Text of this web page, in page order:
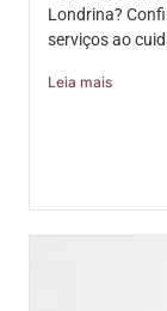
Londrina?
serviços ao
Leia mais